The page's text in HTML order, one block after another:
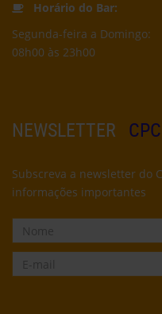
Horário do Bar:
Segunda-feira a Domingo:
08h00 às 23h00
NEWSLETTER
Subscreva a newsletter do
informações importantes